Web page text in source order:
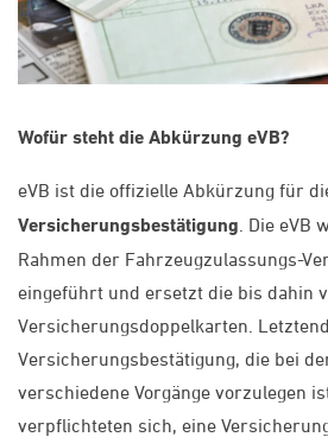
Wofür steht die Abkürzung eVB?
eVB ist die offizielle Abkürzung für
Versicherungsbestätigung . Die
Rahmen der Fahrzeugzulassungs-
eingeführt und ersetzt die bis dahin
Versicherungsdoppelkarten.
Versicherungsbestätigung, die bei
verschiedene Vorgänge vorzulegen
verpflichteten sich, eine